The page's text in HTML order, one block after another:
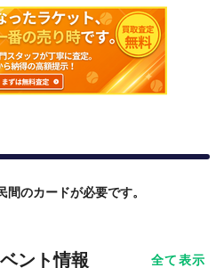
間のカードが必要です。
ント情報 全て表示